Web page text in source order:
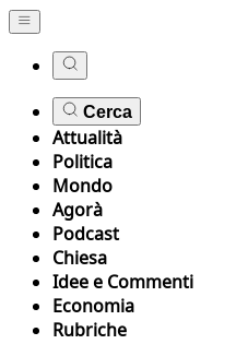
Cerca
Attualità
Politica
Mondo
Agorà
Podcast
Chiesa
Idee e Commenti
Economia
Rubriche